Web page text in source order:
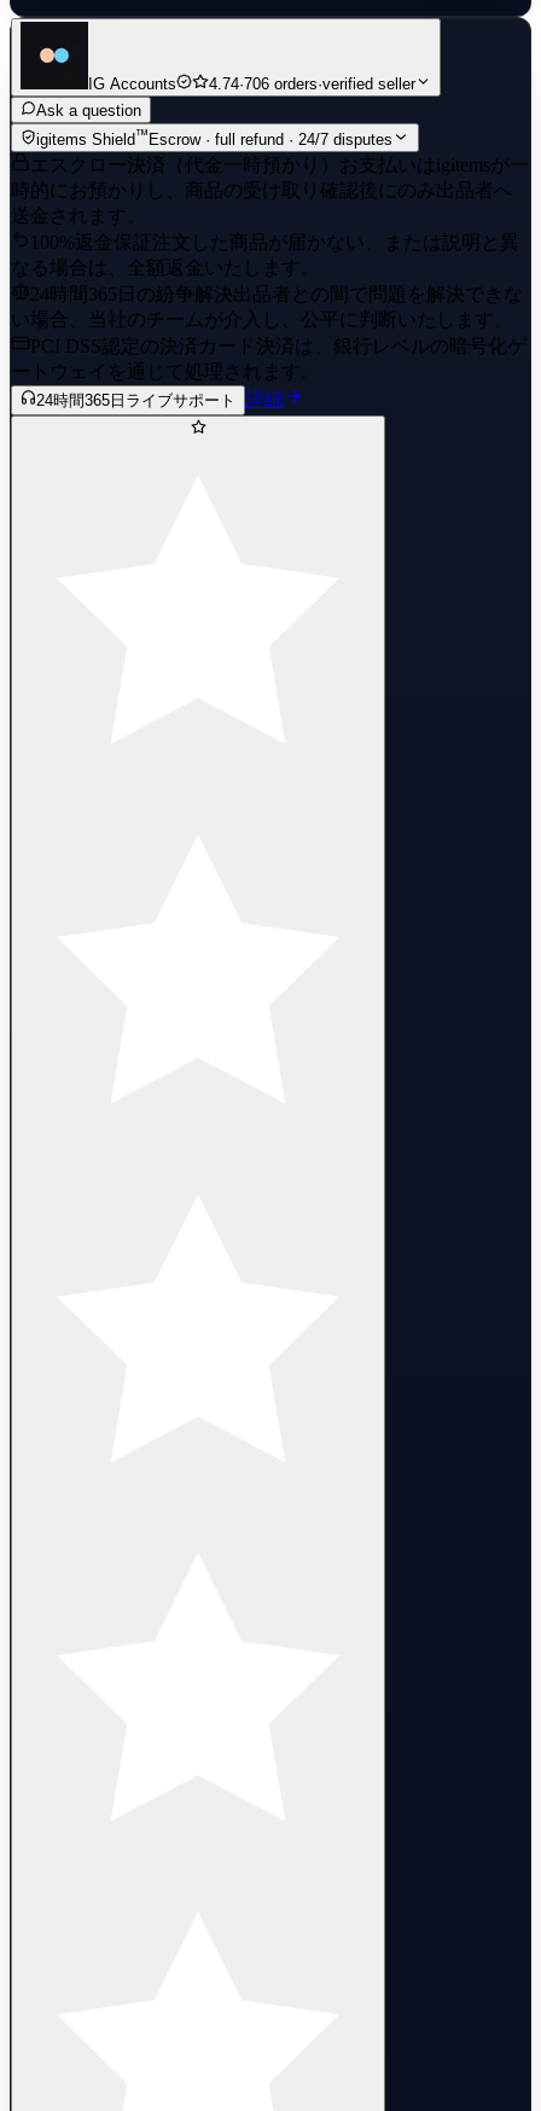
IG Accounts 4.74·706 orders·verified seller
Ask a question
igitems Shield™ Escrow · full refund · 24/7 disputes
エスクロー決済（代金一時預かり） お支払いはigitemsが一
時的にお預かりし、商品の受け取り確認後にのみ出品者へ
送金されます。
100%返金保証 注文した商品が届かない、または説明と異
なる場合は、全額返金いたします。
24時間365日の紛争解決出品者との間で問題を解決できな
い場合、当社のチームが介入し、公平に判断いたします。
PCI DSS認定の決済 カード決済は、銀行レベルの暗号化ゲ
ートウェイを通じて処理されます。
24時間365日ライブサポート 詳細